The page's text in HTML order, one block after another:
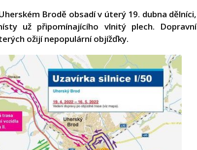
Brodě obsadí v úterý 19. dubna dělníci,
už připomínajícího vlnitý plech. Dopravní
ožijí nepopulární objížďky.